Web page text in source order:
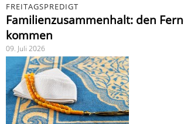
FREITAGSPREDIGT
Familienzusammenhalt: den
kommen
09. Juli 2026